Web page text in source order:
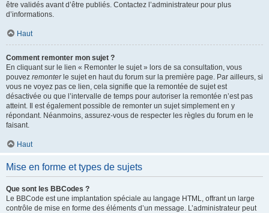
être validés avant d’être publiés. Contactez l’administrateur pour plus
d’informations.
Haut
Comment remonter mon sujet ?
En cliquant sur le lien « Remonter le sujet » lors de sa consultation, vous
pouvez remonterle sujet en haut du forum sur la première page. Par ailleurs, si
vous ne voyez pas ce lien, cela signifie que la remontée de sujet est
désactivée ou que l’intervalle de temps pour autoriser la remontée n’est pas
atteint. Il est également possible de remonter un sujet simplement en y
répondant. Néanmoins, assurez-vous de respecter les règles du forum en le
faisant.
Haut
Mise en forme et types de sujets
Que sont les BBCodes ?
Le BBCode est une implantation spéciale au langage HTML, offrant un large
contrôle de mise en forme des éléments d’un message. L’administrateur peut